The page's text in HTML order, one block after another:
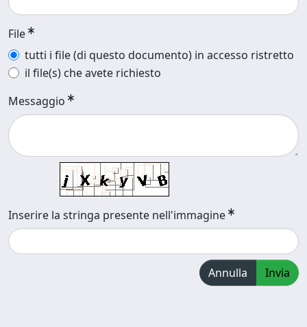
File
tutti i file (di questo documento) in accesso ristretto
il file(s) che avete richiesto
Messaggio
Inserire la stringa presente nell'immagine
Annulla Invia